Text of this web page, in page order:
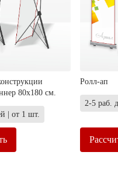
80х180 см.
| от 1 шт.
Ролл-ап
2-5 раб.